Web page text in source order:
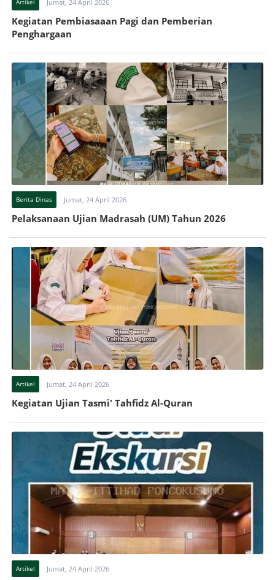
Jumat, 24 April 2026
Kegiatan Pembiasaaan Pagi dan Pemberian
Penghargaan
Berita Dinas Jumat, 24 April 2026
Pelaksanaan Ujian Madrasah (UM) Tahun 2026
Artikel Jumat, 24 April 2026
Kegiatan Ujian Tasmi' Tahfidz Al-Quran
Artikel Jumat, 24 April 2026